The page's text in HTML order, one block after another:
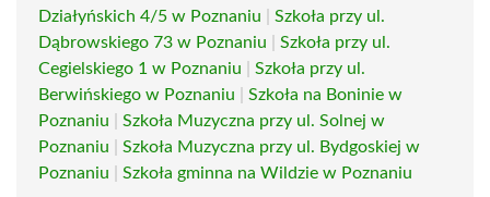
Działyńskich 4/5 w Poznaniu
Szkoła przy ul.
Dąbrowskiego 73 w Poznaniu
Szkoła przy ul.
Cegielskiego 1 w Poznaniu
Szkoła przy ul.
Berwińskiego w Poznaniu
Szkoła na Boninie w
Poznaniu
Szkoła Muzyczna przy ul. Solnej w
Poznaniu
Szkoła Muzyczna przy ul. Bydgoskiej w
Poznaniu
Szkoła gminna na Wildzie w Poznaniu